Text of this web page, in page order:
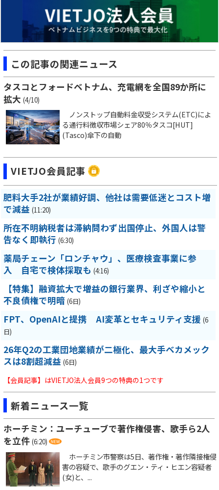
この記事の関連ニュース
タスコとフォードベトナム、充電網を全国89か所に
拡大 (4/10)
ノンストップ自動料金収受システム(ETC)によ
る通行料徴収市場シェア80％タスコ[HUT]
(Tasco)傘下の自動
VIETJO会員記事
肥料大手2社が業績好調、他社は需要低迷とコスト増
で減益 (11:20)
所在不明納税者は滞納問わず出国停止、外国人は警
告なく即執行 (6:30)
薬局チェーン「ロンチャウ」、医療検査事業に参
入 自宅で検体採取も (4:16)
【特集】融資拡大で増益の銀行業界、利ざや縮小と
不良債権で明暗 (6日)
FPT、OpenAIと提携 AI変革とセキュリティ支援 (6
日)
26年Q2の工業団地業績が二極化、最大手ベカメック
スは8割超減益 (6日)
【会員記事】はVIETJO法人会員9つの特典の1つです
新着ニュース一覧
ホーチミン：ユーチューブで著作権侵害、歌手ら2人
を立件 (6:20)
ホーチミン市警察は5日、著作権・著作隣接権侵
害の容疑で、歌手のグエン・ティ・ヒエン容疑者
(女)と、...